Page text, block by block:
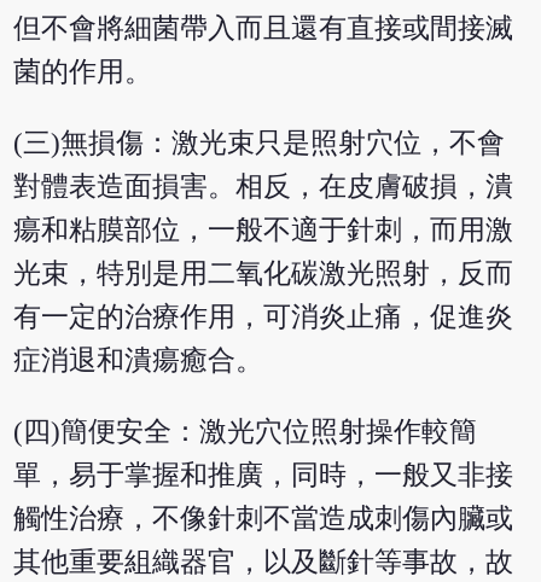
但不會將細菌帶入而且還有直接或間接滅
菌的作用。
(三)無損傷：激光束只是照射穴位，不會
對體表造面損害。相反，在皮膚破損，潰
瘍和粘膜部位，一般不適于針刺，而用激
光束，特別是用二氧化碳激光照射，反而
有一定的治療作用，可消炎止痛，促進炎
症消退和潰瘍癒合。
(四)簡便安全：激光穴位照射操作較簡
單，易于掌握和推廣，同時，一般又非接
觸性治療，不像針刺不當造成刺傷內臟或
其他重要組織器官，以及斷針等事故，故